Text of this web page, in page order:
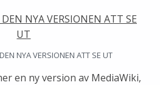
NYA VERSIONEN ATT SE UT
en ny version av MediaWiki,